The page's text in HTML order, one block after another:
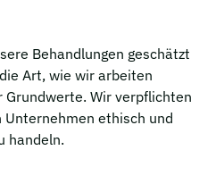
Behandlungen geschätzt
Art, wie wir arbeiten
Wir verpflichten
ethisch und
handeln.